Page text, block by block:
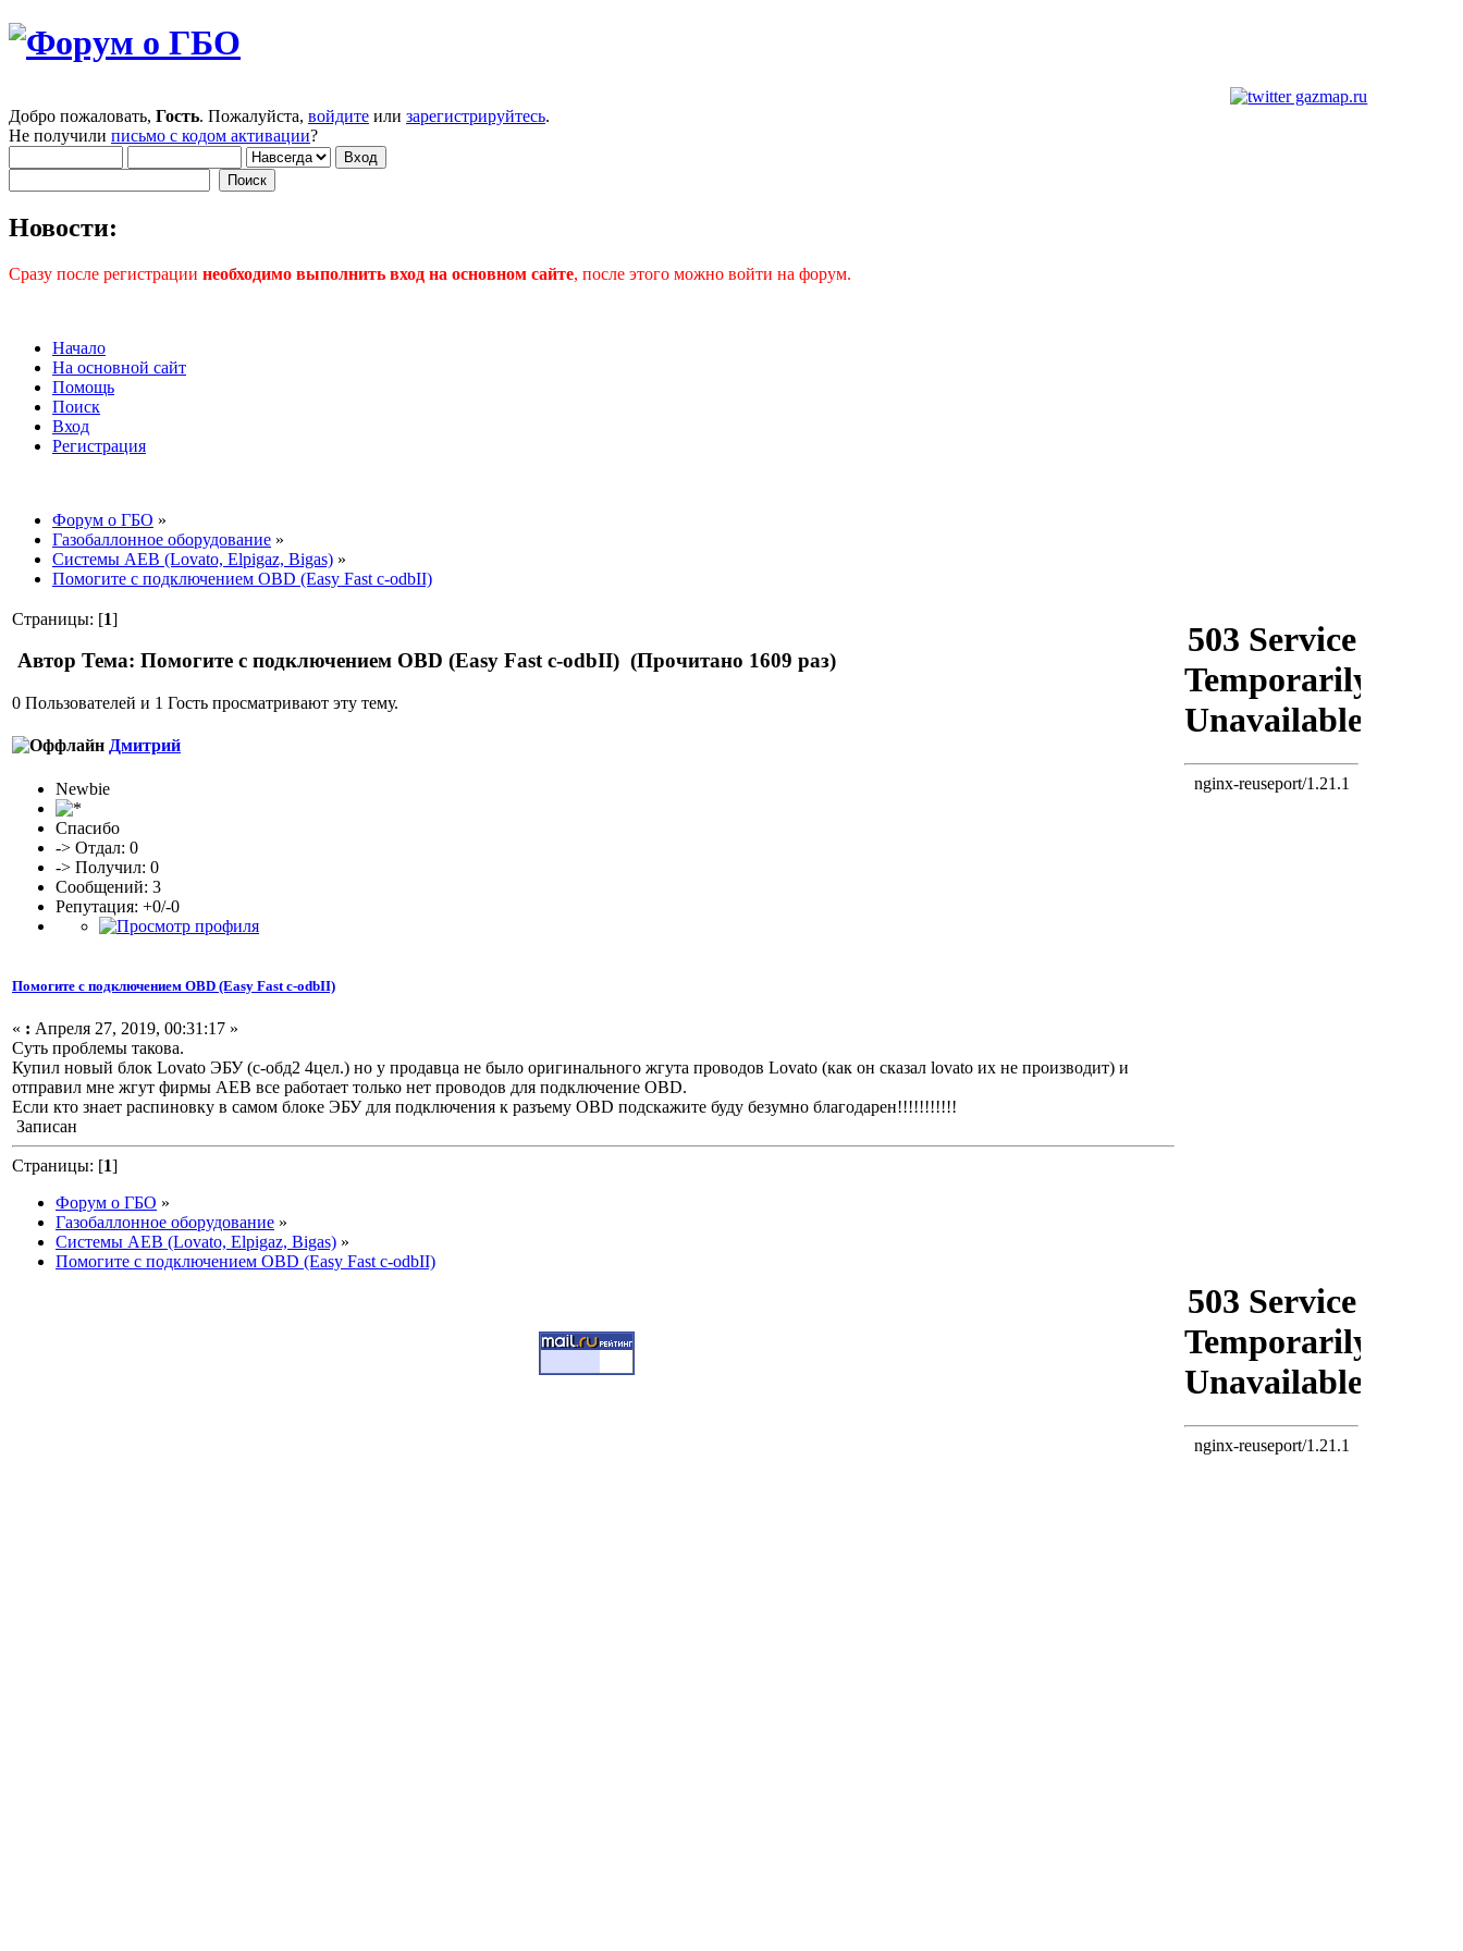
Добро пожаловать, Гость. Пожалуйста, войдите или зарегистрируйтесь.
Не получили письмо с кодом активации?
Новости:
Сразу после регистрации необходимо выполнить вход на основном сайте, после этого можно войти на форум.
Начало
На основной сайт
Помощь
Поиск
Вход
Регистрация
Форум о ГБО »
Газобаллонное оборудование »
Системы AEB (Lovato, Elpigaz, Bigas) »
Помогите с подключением OBD (Easy Fast c-odbII)
Страницы: [1]
Автор Тема: Помогите с подключением OBD (Easy Fast c-odbII) (Прочитано 1609 раз)
0 Пользователей и 1 Гость просматривают эту тему.
Дмитрий
Newbie
Спасибо
-> Отдал: 0
-> Получил: 0
Сообщений: 3
Репутация: +0/-0
Помогите с подключением OBD (Easy Fast c-odbII)
« : Апреля 27, 2019, 00:31:17 »
Суть проблемы такова.
Купил новый блок Lovato ЭБУ (с-обд2 4цел.) но у продавца не было оригинального жгута проводов Lovato (как он сказал lovato их не производит) и
отправил мне жгут фирмы AEB все работает только нет проводов для подключение OBD.
Если кто знает распиновку в самом блоке ЭБУ для подключения к разъему OBD подскажите буду безумно благодарен!!!!!!!!!!!
Записан
Страницы: [1]
Форум о ГБО »
Газобаллонное оборудование »
Системы AEB (Lovato, Elpigaz, Bigas) »
Помогите с подключением OBD (Easy Fast c-odbII)